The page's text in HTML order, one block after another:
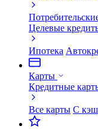
Целевые
Ипотека
Карты
Кредитные
Все карты С